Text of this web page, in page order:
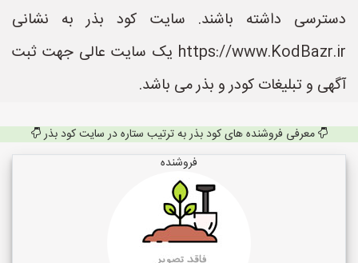
دسترسی داشته باشند. سایت کود بذر به نشانی
https://www.KodBazr.ir یک سایت عالی جهت ثبت
آگهی و تبلیغات کودر و بذر می باشد.
معرفی فروشنده های کود بذر به ترتیب ستاره در سایت کود بذر
فروشنده